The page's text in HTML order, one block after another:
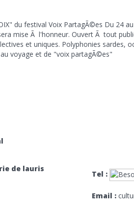
du festival Voix PartagÃ©es Du 24
mise Ã l'honneur. Ouvert Ã tout
et uniques. Polyphonies sardes,
voyage et de "voix partagÃ©es"
de lauris
Tel :
Email :